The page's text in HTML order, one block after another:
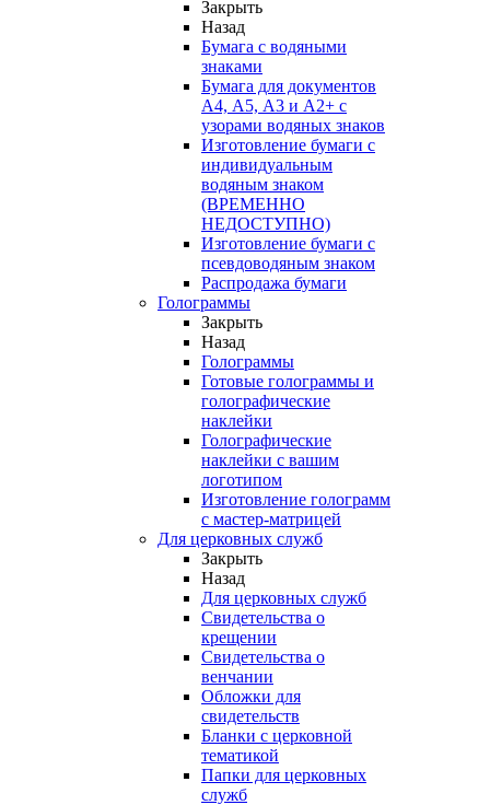
Закрыть
Назад
Бумага с водяными
знаками
Бумага для документов
А4, А5, А3 и А2+ с
узорами водяных знаков
Изготовление бумаги с
индивидуальным
водяным знаком
(ВРЕМЕННО
НЕДОСТУПНО)
Изготовление бумаги с
псевдоводяным знаком
Распродажа бумаги
Голограммы
Закрыть
Назад
Голограммы
Готовые голограммы и
голографические
наклейки
Голографические
наклейки с вашим
логотипом
Изготовление голограмм
с мастер-матрицей
Для церковных служб
Закрыть
Назад
Для церковных служб
Свидетельства о
крещении
Свидетельства о
венчании
Обложки для
свидетельств
Бланки с церковной
тематикой
Папки для церковных
служб